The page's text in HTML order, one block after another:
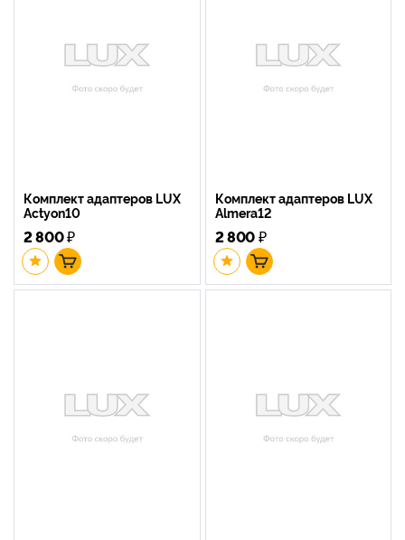
Комплект адаптеров LUX
Actyon10
2 800₽
Комплект адаптеров LUX
Almera12
2 800₽